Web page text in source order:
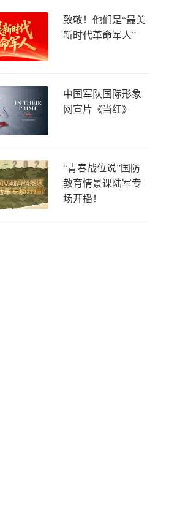
致敬！他们是“最美
新时代革命军人”
中国军队国际形象
网宣片《当红》
“青春战位说”国防
教育情景课陆军专
场开播！